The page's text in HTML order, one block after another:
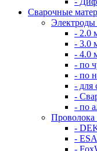
Сварочные
Электроды
- 2.0
- 3.0
- 4.0
- по
- по
- для
-
- по
Проволока
-
-
-